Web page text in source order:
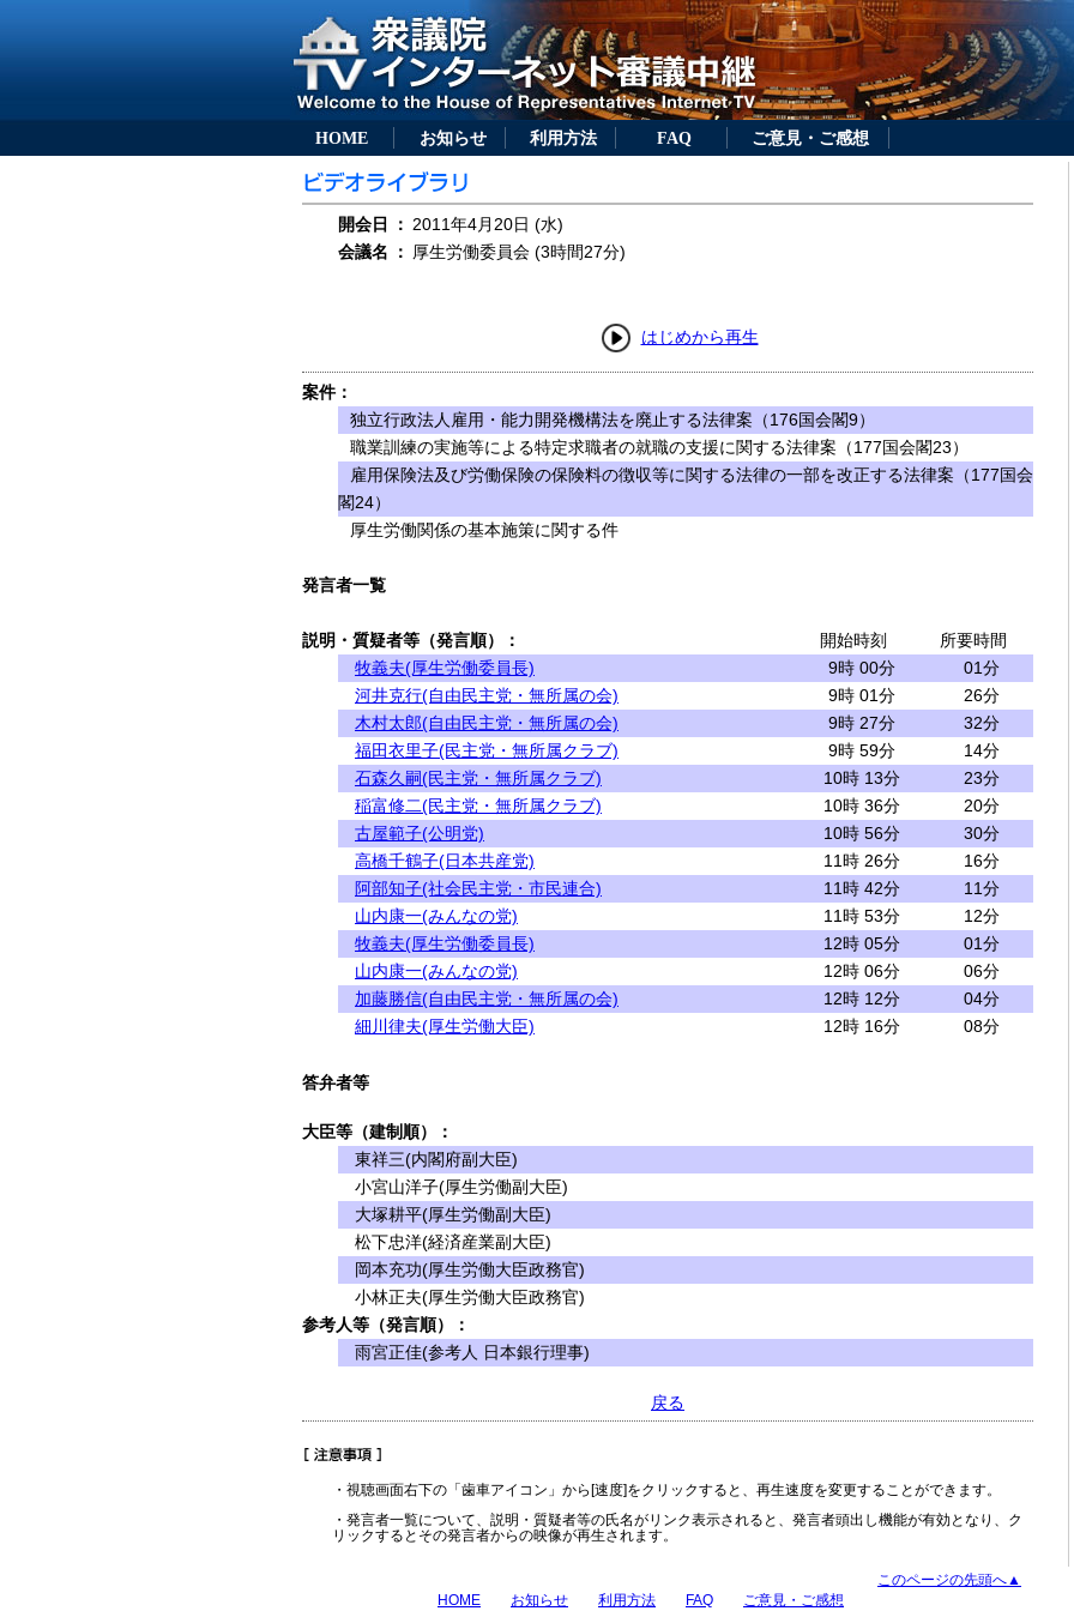
HOME お知らせ 利用方法 FAQ ご意見・ご感想
開会日 ： 2011年4月20日 (水)
会議名
： 厚生労働委員会 (3時間27分)
はじめから再生
案件：
独立行政法人雇用・能力開発機構法を廃止する法律案（176国会閣9）
職業訓練の実施等による特定求職者の就職の支援に関する法律案（177国会閣23）
雇用保険法及び労働保険の保険料の徴収等に関する法律の一部を改正する法律案（177国会
閣24）
厚生労働関係の基本施策に関する件
発言者一覧
説明・質疑者等（発言順）： 開始時刻
所要時間
牧義夫(厚生労働委員長)
9時 00分
01分
河井克行(自由民主党・無所属の会)
9時 01分
26分
木村太郎(自由民主党・無所属の会)
9時 27分
32分
福田衣里子(民主党・無所属クラブ)
9時 59分
14分
石森久嗣(民主党・無所属クラブ)
10時 13分
23分
稲富修二(民主党・無所属クラブ)
10時 36分
20分
古屋範子(公明党)
10時 56分
30分
高橋千鶴子(日本共産党)
11時 26分
16分
阿部知子(社会民主党・市民連合)
11時 42分
11分
山内康一(みんなの党)
11時 53分
12分
牧義夫(厚生労働委員長)
12時 05分
01分
山内康一(みんなの党)
12時 06分
06分
加藤勝信(自由民主党・無所属の会)
12時 12分
04分
細川律夫(厚生労働大臣)
12時 16分 08分
答弁者等
大臣等（建制順）：
東祥三(内閣府副大臣)
小宮山洋子(厚生労働副大臣)
大塚耕平(厚生労働副大臣)
松下忠洋(経済産業副大臣)
岡本充功(厚生労働大臣政務官)
小林正夫(厚生労働大臣政務官)
参考人等（発言順）：
雨宮正佳(参考人 日本銀行理事)
戻る
・視聴画面右下の「歯車アイコン」から[速度]をクリックすると、再生速度を変更することができます。
・発言者一覧について、説明・質疑者等の氏名がリンク表示されると、発言者頭出し機能が有効となり、ク
リックするとその発言者からの映像が再生されます。
このページの先頭へ▲
HOME
お知らせ 利用方法 FAQ ご意見・ご感想